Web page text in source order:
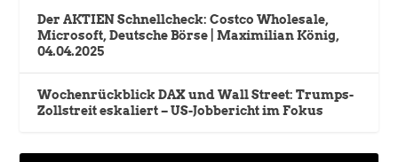
Der AKTIEN Schnellcheck: Costco Wholesale,
Microsoft, Deutsche Börse | Maximilian König,
04.04.2025
Wochenrückblick DAX und Wall Street: Trumps-
Zollstreit eskaliert – US-Jobbericht im Fokus